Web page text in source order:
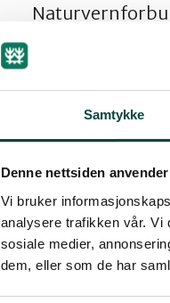
Samtykke
Denne nettsiden
Vi bruker
analysere trafikken vår. Vi
sosiale medier,
dem, eller som de har
Om filmen:
«En kritisk og
kapitalismen.
Det er bred
fornybare
imidlertid langt
natur,